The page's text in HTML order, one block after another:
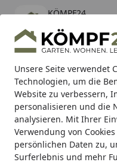
Unsere Seite verwendet
Technologien, um die
Website zu verbessern,
personalisieren und die
analysieren. Mit Ihrer
Verwendung von
persönlichen Daten zu,
Surferlebnis und mehr
KÖMPF24
kostenlos - Im App Store
Alle Produkte
Mein Konto
Suchen
Karibu Pools inkl.
Starterset